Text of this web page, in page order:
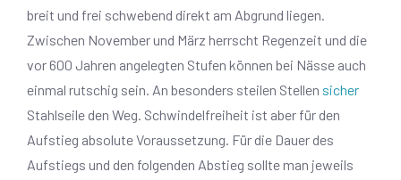
breit und frei schwebend direkt am Abgrund liegen.
Zwischen November und März herrscht Regenzeit und die
vor 600 Jahren angelegten Stufen können bei Nässe auch
einmal rutschig sein. An besonders steilen Stellen sicher
Stahlseile den Weg. Schwindelfreiheit ist aber für den
Aufstieg absolute Voraussetzung. Für die Dauer des
Aufstiegs und den folgenden Abstieg sollte man jeweils